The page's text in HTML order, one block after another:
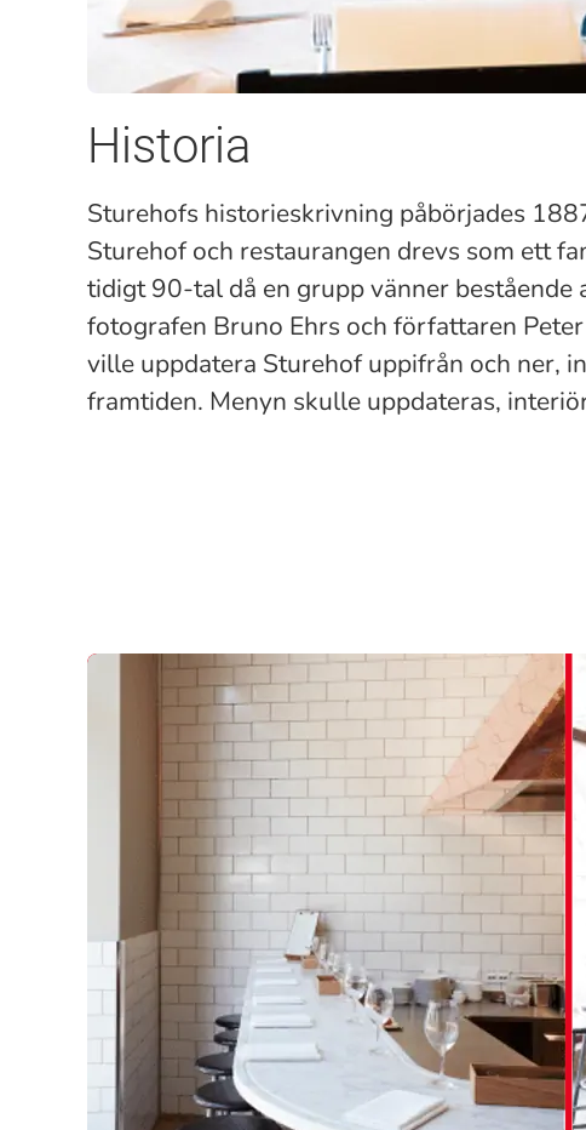
Historia
Sturehofs historieskrivning påbörjades
Sturehof och restaurangen drevs som ett
tidigt 90-tal då en grupp vänner bestående
fotografen Bruno Ehrs och författaren
ville uppdatera Sturehof uppifrån och ner,
framtiden. Menyn skulle uppdateras,